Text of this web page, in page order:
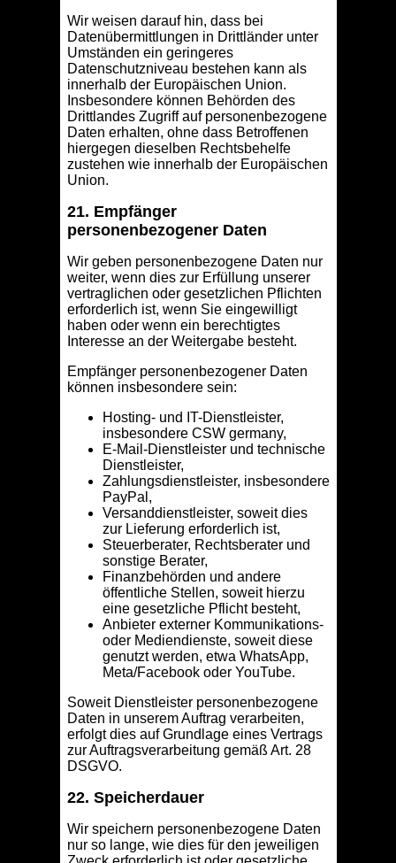
Wir weisen darauf hin, dass bei
Datenübermittlungen in Drittländer unter
Umständen ein geringeres
Datenschutzniveau bestehen kann als
innerhalb der Europäischen Union.
Insbesondere können Behörden des
Drittlandes Zugriff auf personenbezogene
Daten erhalten, ohne dass Betroffenen
hiergegen dieselben Rechtsbehelfe
zustehen wie innerhalb der Europäischen
Union.
21. Empfänger
personenbezogener Daten
Wir geben personenbezogene Daten nur
weiter, wenn dies zur Erfüllung unserer
vertraglichen oder gesetzlichen Pflichten
erforderlich ist, wenn Sie eingewilligt
haben oder wenn ein berechtigtes
Interesse an der Weitergabe besteht.
Empfänger personenbezogener Daten
können insbesondere sein:
Hosting- und IT-Dienstleister,
insbesondere CSW germany,
E-Mail-Dienstleister und technische
Dienstleister,
Zahlungsdienstleister, insbesondere
PayPal,
Versanddienstleister, soweit dies
zur Lieferung erforderlich ist,
Steuerberater, Rechtsberater und
sonstige Berater,
Finanzbehörden und andere
öffentliche Stellen, soweit hierzu
eine gesetzliche Pflicht besteht,
Anbieter externer Kommunikations-
oder Mediendienste, soweit diese
genutzt werden, etwa WhatsApp,
Meta/Facebook oder YouTube.
Soweit Dienstleister personenbezogene
Daten in unserem Auftrag verarbeiten,
erfolgt dies auf Grundlage eines Vertrags
zur Auftragsverarbeitung gemäß Art. 28
DSGVO.
22. Speicherdauer
Wir speichern personenbezogene Daten
nur so lange, wie dies für den jeweiligen